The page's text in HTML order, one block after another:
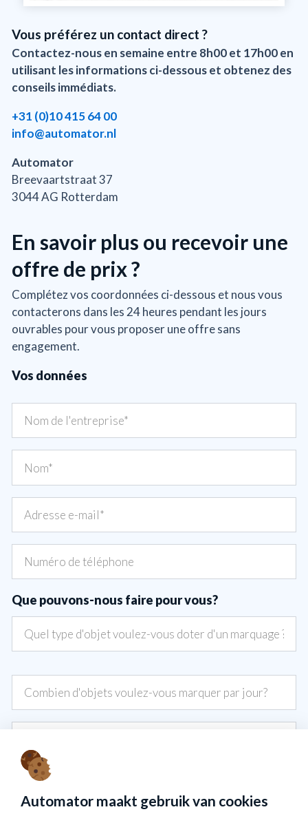
Automator maakt gebruik van cookies
Vous préférez un contact direct ?
Contactez-nous en semaine entre 8h00 et 17h00 en
utilisant les informations ci-dessous et obtenez des
conseils immédiats.
+31 (0)10 415 64 00
info@automator.nl
Automator
Breevaartstraat 37
3044 AG Rotterdam
En savoir plus ou recevoir une
offre de prix ?
Complétez vos coordonnées ci-dessous et nous vous
contacterons dans les 24 heures pendant les jours
ouvrables pour vous proposer une offre sans
engagement.
Vos données
Que pouvons-nous faire pour vous?